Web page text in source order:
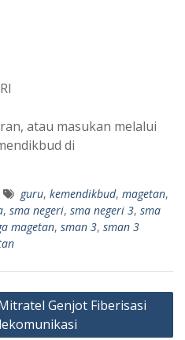
atau masukan melalui
di
guru, kemendikbud, magetan,
, sma negeri, sma negeri 3, sma
magetan, sman 3, sman 3
Genjot Fiberisasi